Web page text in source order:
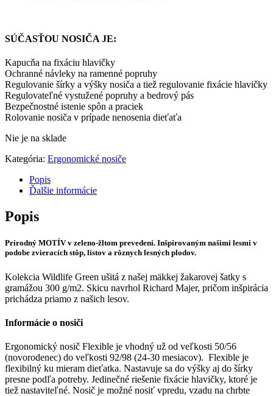
SÚČASŤOU NOSIČA JE:
Kapucňa na fixáciu hlavičky
Ochranné návleky na ramenné popruhy
Regulovanie šírky a výšky nosiča a tiež regulovanie fixácie hlavičky
Regulovateľné vystužené popruhy a bedrový pás
Bezpečnostné istenie spôn a praciek
Rolovanie nosiča v prípade nenosenia dieťaťa
Nie je na sklade
Kategória: Ergonomické nosiče
Popis
Ďalšie informácie
Popis
Prírodný MOTÍV v zeleno-žltom prevedení. Inšpirovaným našimi lesmi v
podobe zvieracích stôp, listov a rôznych lesných plodov.
Kolekcia Wildlife Green ušitá z našej mäkkej žakarovej šatky s
gramážou 300 g/m2. Skicu navrhol Richard Majer, pričom inšpirácia
prichádza priamo z našich lesov.
Informácie o nosiči
Ergonomický nosič Flexible je vhodný už od veľkosti 50/56
(novorodenec) do veľkosti 92/98 (24-30 mesiacov). Flexible je
flexibilný ku mieram dieťatka. Nastavuje sa do výšky aj do šírky
presne podľa potreby. Jedinečné riešenie fixácie hlavičky, ktoré je
tiež nastaviteľné. Nosič je možné nosiť vpredu, vzadu na chrbte